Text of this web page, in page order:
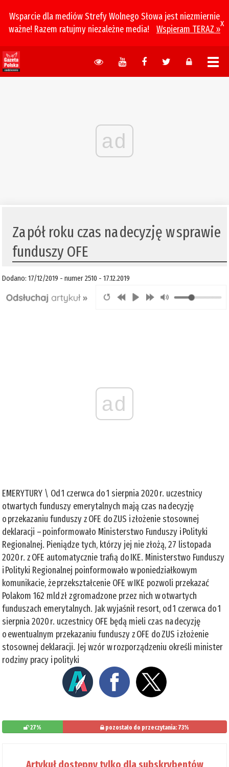
Wsparcie dla mediów Strefy Wolnego Słowa jest niezmiernie
ważne! Razem ratujmy niezależne media!
Wspieram TERAZ »
x
ad
​Za pół roku czas na decyzję w sprawie
funduszy OFE
Dodano: 17/12/2019 - numer 2510 - 17.12.2019
ad
EMERYTURY \ Od 1 czerwca do 1 sierpnia 2020 r. uczestnicy
otwartych funduszy emerytalnych mają czas na decyzję
o przekazaniu funduszy z OFE do ZUS i złożenie stosownej
deklaracji – poinformowało Ministerstwo Funduszy i Polityki
Regionalnej. Pieniądze tych, którzy jej nie złożą, 27 listopada
2020 r. z OFE automatycznie trafią do IKE. Ministerstwo Funduszy
i Polityki Regionalnej poinformowało w poniedziałkowym
komunikacie, że przekształcenie OFE w IKE pozwoli przekazać
Polakom 162 mld zł zgromadzone przez nich w otwartych
funduszach emerytalnych. Jak wyjaśnił resort, od 1 czerwca do 1
sierpnia 2020 r. uczestnicy OFE będą mieli czas na decyzję
o ewentualnym przekazaniu funduszy z OFE do ZUS i złożenie
stosownej deklaracji. Jej wzór w rozporządzeniu określi minister
rodziny pracy i polityki
27% pozostało do przeczytania: 73%
Artykuł dostępny tylko dla subskrybentów